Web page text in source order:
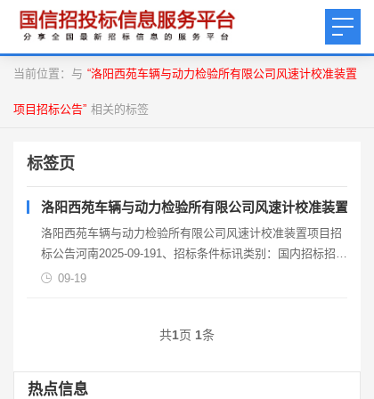
当前位置：与 “洛阳西苑车辆与动力检验所有限公司风速计校准装置
项目招标公告” 相关的标签
标签页
洛阳西苑车辆与动力检验所有限公司风速计校准装置项
洛阳西苑车辆与动力检验所有限公司风速计校准装置项目招
标公告河南2025-09-191、招标条件标讯类别：国内招标招标
编号：资金来源：其他招标人：开标时间：招标代
09-19
共1页 1条
热点信息